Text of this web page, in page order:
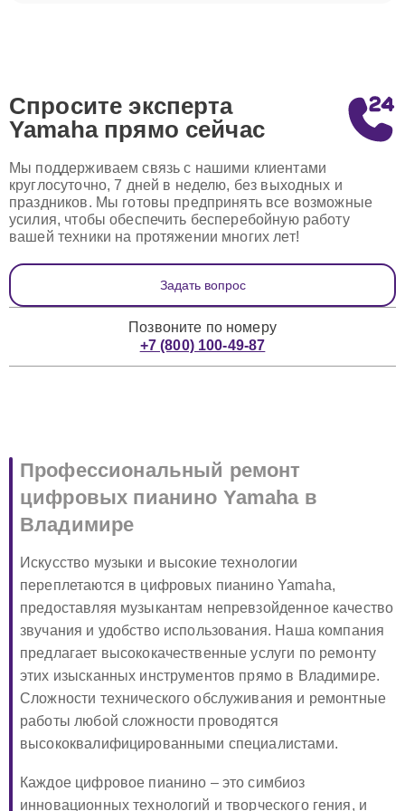
Спросите эксперта
Yamaha прямо сейчас
Мы поддерживаем связь с нашими клиентами
круглосуточно, 7 дней в неделю, без выходных и
праздников. Мы готовы предпринять все возможные
усилия, чтобы обеспечить бесперебойную работу
вашей техники на протяжении многих лет!
Задать вопрос
Позвоните по номеру
+7 (800) 100-49-87
Профессиональный ремонт
цифровых пианино Yamaha в
Владимире
Искусство музыки и высокие технологии
переплетаются в цифровых пианино Yamaha,
предоставляя музыкантам непревзойденное качество
звучания и удобство использования. Наша компания
предлагает высококачественные услуги по ремонту
этих изысканных инструментов прямо в Владимире.
Сложности технического обслуживания и ремонтные
работы любой сложности проводятся
высококвалифицированными специалистами.
Каждое цифровое пианино – это симбиоз
инновационных технологий и творческого гения, и